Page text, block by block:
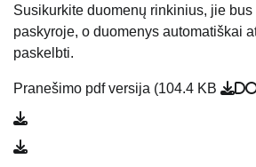
Susikurkite duomenų rinkinius, jie
paskyroje, o duomenys automatiškai
paskelbti.
Pranešimo pdf versija (104.4 KB